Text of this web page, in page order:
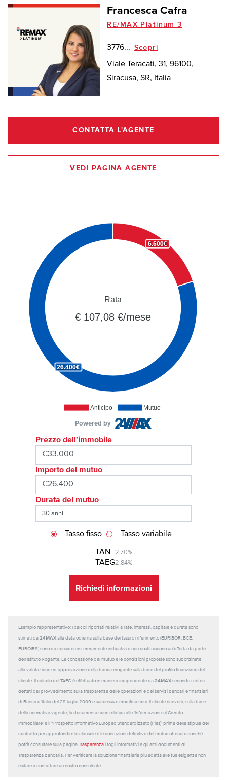
Francesca Cafra
RE/MAX Platinum 3
3776... Scopri
Viale Teracati, 31, 96100,
Siracusa, SR, Italia
CONTATTA L'AGENTE
VEDI PAGINA AGENTE
Anticipo Mutuo
6.600€
26.400€
Rata
€ 107,08 €/mese
Powered by
Prezzo dell'immobile
Importo del mutuo
Durata del mutuo
TAN 2,70%
TAEG2,84%
Tasso fisso Tasso variabile
Richiedi informazioni
Esempio rappresentativo: I calcoli riportati relativi a rate, interessi, capitale e durata sono
stimati da 24MAX alla data odierna sulla base dei tassi di riferimento (EURIBOR, BCE,
EUROIRS) sono da considerarsi meramente indicativi e non costituiscono un'offerta da parte
dell'Istituto Rogante. La concessione del mutuo e le condizioni proposte sono subordinate
alla valutazione ed approvazione della banca erogante sulla base del profilo finanziario del
cliente. Il calcolo del TAEG è effettuato in maniera indipendente da 24MAX secondo i criteri
dettati dal provvedimento sulla trasparenza delle operazioni e dei servizi bancari e finanziari
di Banca d'Italia del 29 luglio 2009 e successive modificazioni. Il cliente riceverà, sulla base
della normativa vigente, la documentazione relativa alle 'Informazioni sul Credito
Immobiliare' e il “Prospetto Informativo Europeo Standardizzato (Pies)' prima della stipula del
contratto per approfondire le clausole e le condizioni definitive del mutuo ottenuto nonché
potrà consultare sulla pagina Trasparenza i fogli informativi e gli altri documenti di
Trasparenza bancaria. Per verificare la soluzione finanziaria più adatta alle tue esigenze non
esitare a contattare un nostro consulente.